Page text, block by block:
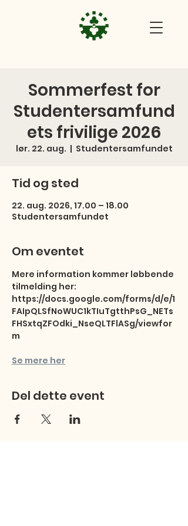
Sommerfest for
Studentersamfund
ets frivilige 2026
lør. 22. aug.
  |
Studentersamfundet
Tid og sted
22. aug. 2026, 17.00 – 18.00
Studentersamfundet
Om eventet
Mere information kommer løbbende
tilmelding her:
https://docs.google.com/forms/d/e/1
FAIpQLSfNoWUC1kTIuTgtthPsG_NETs
FHSxtqZFOdki_NseQLTFlASg/viewfor
m
Se mere her
Del dette event